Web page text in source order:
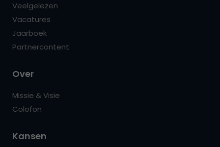
Veelgelezen
Vacatures
Jaarboek
Partnercontent
Over
Missie & Visie
Colofon
Kansen